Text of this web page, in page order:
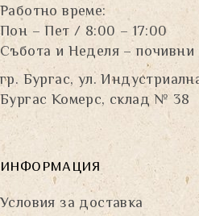
Работно време:
Пон – Пет / 8:00 – 17:00
Събота и Неделя –
гр. Бургас, ул.
Бургас Комерс, склад № 38
ИНФОРМАЦИЯ
Условия за доставка